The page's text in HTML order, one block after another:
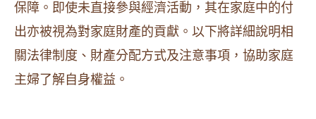
保障。即使未直接參與經濟活動，其在家庭中的付
出亦被視為對家庭財產的貢獻。以下將詳細說明相
關法律制度、財產分配方式及注意事項，協助家庭
主婦了解自身權益。